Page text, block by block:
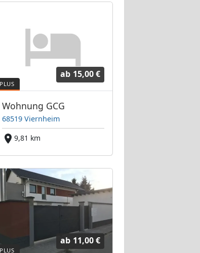
ab 15,00 €
Wohnung GCG
68519 Viernheim
9,81 km
ab 11,00 €